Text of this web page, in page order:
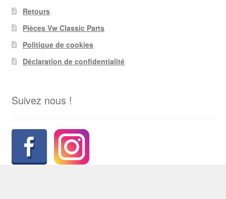
Retours
Pièces Vw Classic Parts
Politique de cookies
Déclaration de confidentialité
Suivez nous !